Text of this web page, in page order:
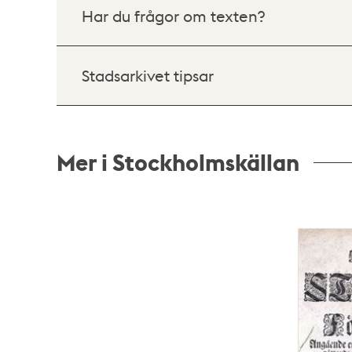
Har du frågor om texten?
Stadsarkivet tipsar
Mer i Stockholmskällan